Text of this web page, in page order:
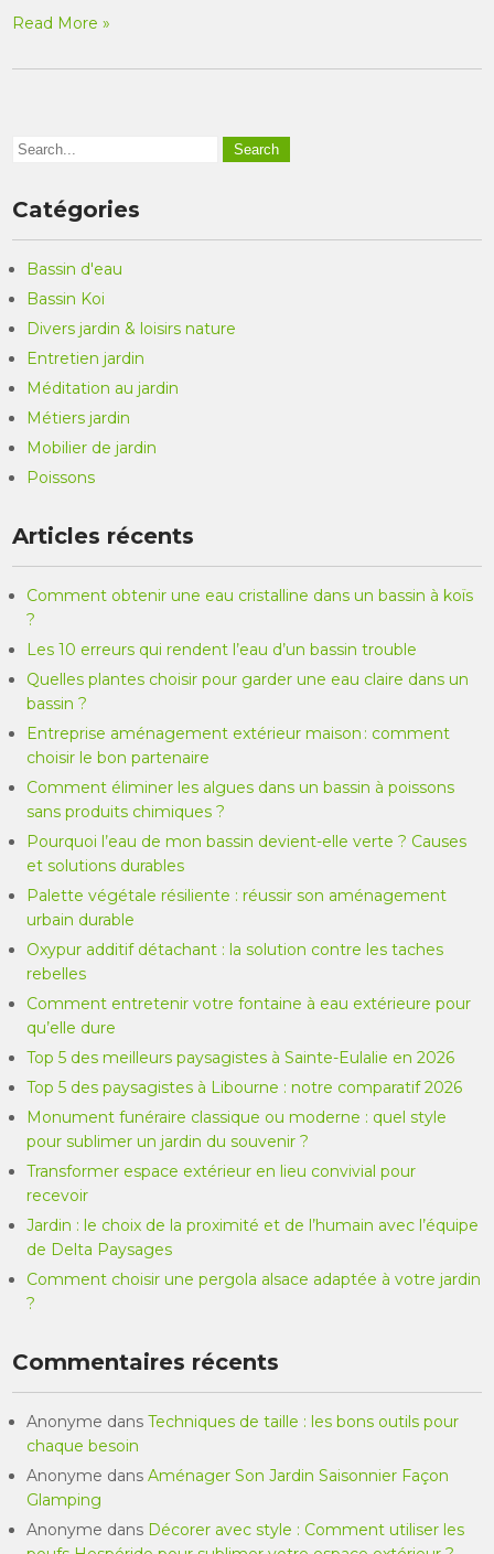
Read More »
Catégories
Bassin d'eau
Bassin Koi
Divers jardin & loisirs nature
Entretien jardin
Méditation au jardin
Métiers jardin
Mobilier de jardin
Poissons
Articles récents
Comment obtenir une eau cristalline dans un bassin à koïs
?
Les 10 erreurs qui rendent l’eau d’un bassin trouble
Quelles plantes choisir pour garder une eau claire dans un
bassin ?
Entreprise aménagement extérieur maison : comment
choisir le bon partenaire
Comment éliminer les algues dans un bassin à poissons
sans produits chimiques ?
Pourquoi l’eau de mon bassin devient-elle verte ? Causes
et solutions durables
Palette végétale résiliente : réussir son aménagement
urbain durable
Oxypur additif détachant : la solution contre les taches
rebelles
Comment entretenir votre fontaine à eau extérieure pour
qu’elle dure
Top 5 des meilleurs paysagistes à Sainte-Eulalie en 2026
Top 5 des paysagistes à Libourne : notre comparatif 2026
Monument funéraire classique ou moderne : quel style
pour sublimer un jardin du souvenir ?
Transformer espace extérieur en lieu convivial pour
recevoir
Jardin : le choix de la proximité et de l’humain avec l’équipe
de Delta Paysages
Comment choisir une pergola alsace adaptée à votre jardin
?
Commentaires récents
Anonyme dansTechniques de taille : les bons outils pour
chaque besoin
Anonyme dansAménager Son Jardin Saisonnier Façon
Glamping
Anonyme dans Décorer avec style : Comment utiliser les